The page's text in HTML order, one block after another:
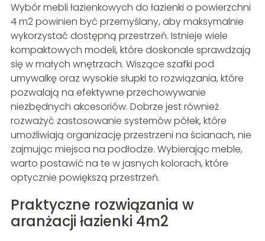
Wybór mebli łazienkowych do łazienki o powierzchni
4 m2 powinien być przemyślany, aby maksymalnie
wykorzystać dostępną przestrzeń. Istnieje wiele
kompaktowych modeli, które doskonale sprawdzają
się w małych wnętrzach. Wiszące szafki pod
umywalkę oraz wysokie słupki to rozwiązania, które
pozwalają na efektywne przechowywanie
niezbędnych akcesoriów. Dobrze jest również
rozważyć zastosowanie systemów półek, które
umożliwiają organizację przestrzeni na ścianach, nie
zajmując miejsca na podłodze. Wybierając meble,
warto postawić na te w jasnych kolorach, które
optycznie powiększą przestrzeń.
Praktyczne rozwiązania w
aranżacji łazienki 4m2